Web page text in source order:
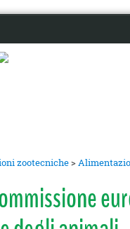
zootecniche>